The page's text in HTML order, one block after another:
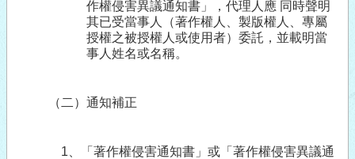
作權侵害異議通知書」，代理人應 同時聲明
其已受當事人（著作權人、製版權人、專屬
授權之被授權人或使用者）委託，並載明當
事人姓名或名稱。
（二）通知補正
1 、「著作權侵害通知書」或「著作權侵害異議通